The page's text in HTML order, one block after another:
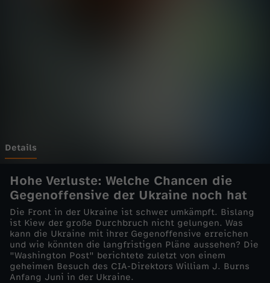
-
K
a
n
n
Details
Hohe Verluste: Welche Chancen die
Gegenoffensive der Ukraine noch hat
Die Front in der Ukraine ist schwer umkämpft. Bislang
ist Kiew der große Durchbruch nicht gelungen. Was
kann die Ukraine mit ihrer Gegenoffensive erreichen
und wie könnten die langfristigen Pläne aussehen? Die
"Washington Post" berichtete zuletzt von einem
geheimen Besuch des CIA-Direktors William J. Burns
Anfang Juni in der Ukraine.